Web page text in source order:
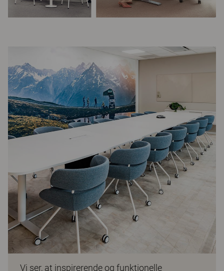
Vi ser, at inspirerende og funktionelle